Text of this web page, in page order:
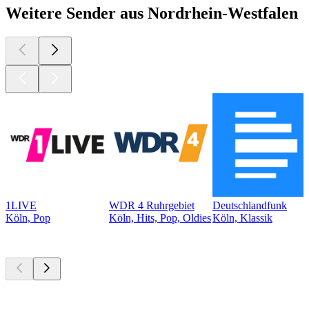
Weitere Sender aus Nordrhein-Westfalen
1LIVE
Köln, Pop
WDR 4 Ruhrgebiet
Köln, Hits, Pop, Oldies
Deutschlandfunk
Köln, Klassik